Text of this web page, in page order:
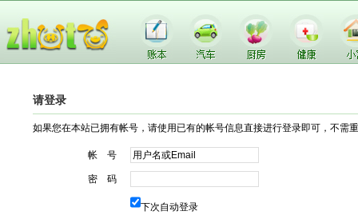
请登录
如果您在本站已拥有帐号，请使用已有的帐号信息直接进行登录即可，不需
帐 号
密 码
下次自动登录